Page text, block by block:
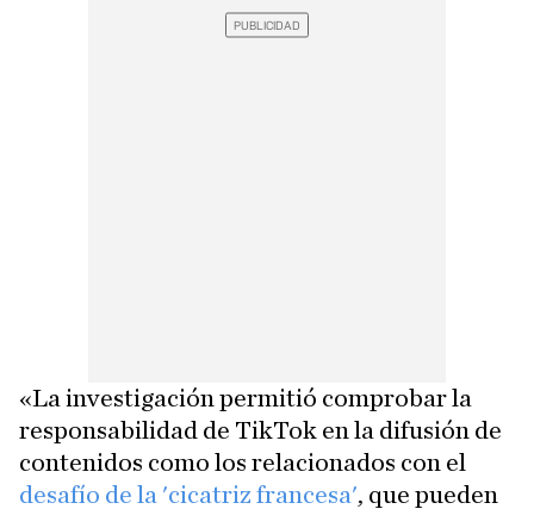
«La investigación permitió comprobar la
responsabilidad de TikTok en la difusión de
contenidos como los relacionados con el
desafío de la 'cicatriz francesa', que pueden